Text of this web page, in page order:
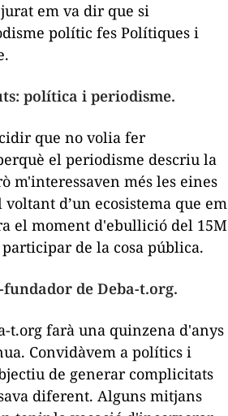
em va dir que si
polític fes Polítiques i
política i periodisme.
que no volia fer
el periodisme descriu la
m'interessaven més les eines
d’un ecosistema que em
el moment d'ebullició del 15M
de la cosa pública.
fundador de Deba-t.org.
t.org farà una quinzena d'anys
Convidàvem a polítics i
de generar complicitats
diferent. Alguns mitjans